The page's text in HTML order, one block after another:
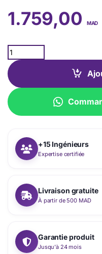
1.759,00 MAD
Quantity
+15 Ingénieurs
Expertise certifiée
Livraison gratuite
À partir de 500 MAD
Garantie produit
Jusqu'à 24 mois